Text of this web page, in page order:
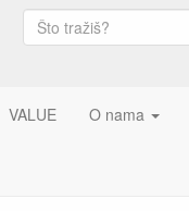
VALUE O nama